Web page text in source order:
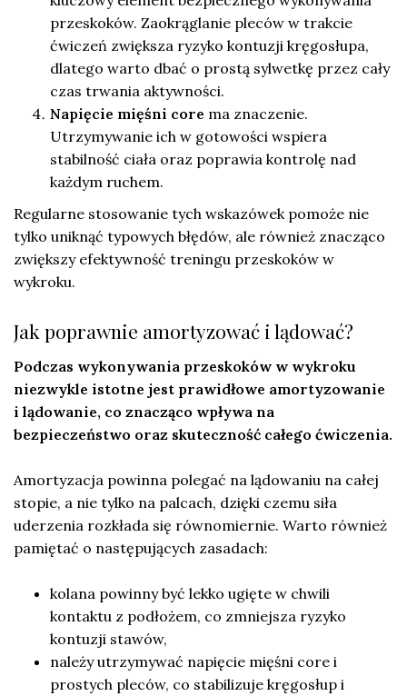
przeskoków. Zaokrąglanie pleców w trakcie
ćwiczeń zwiększa ryzyko kontuzji kręgosłupa,
dlatego warto dbać o prostą sylwetkę przez cały
czas trwania aktywności.
Napięcie mięśni core ma znaczenie.
Utrzymywanie ich w gotowości wspiera
stabilność ciała oraz poprawia kontrolę nad
każdym ruchem.
Regularne stosowanie tych wskazówek pomoże nie
tylko uniknąć typowych błędów, ale również znacząco
zwiększy efektywność treningu przeskoków w
wykroku.
Jak poprawnie amortyzować i lądować?
Podczas wykonywania przeskoków w wykroku
niezwykle istotne jest prawidłowe amortyzowanie
i lądowanie, co znacząco wpływa na
bezpieczeństwo oraz skuteczność całego ćwiczenia.
Amortyzacja powinna polegać na lądowaniu na całej
stopie, a nie tylko na palcach, dzięki czemu siła
uderzenia rozkłada się równomiernie. Warto również
pamiętać o następujących zasadach:
kolana powinny być lekko ugięte w chwili
kontaktu z podłożem, co zmniejsza ryzyko
kontuzji stawów,
należy utrzymywać napięcie mięśni core i
prostych pleców, co stabilizuje kręgosłup i